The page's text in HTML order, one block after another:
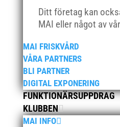
Ditt företag kan
MAI eller något av
MAI FRISKVÅRD
VÅRA PARTNERS
BLI PARTNER
DIGITAL EXPONERING
FUNKTIONÄRSUPPDRAG
KLUBBEN
MAI INFO
februari 2020
januari 2020
november 2019
oktober 2019
september 2019
augusti 2019
juli 2019
juni 2019